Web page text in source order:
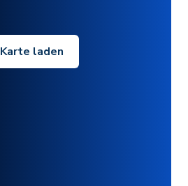
Karte laden